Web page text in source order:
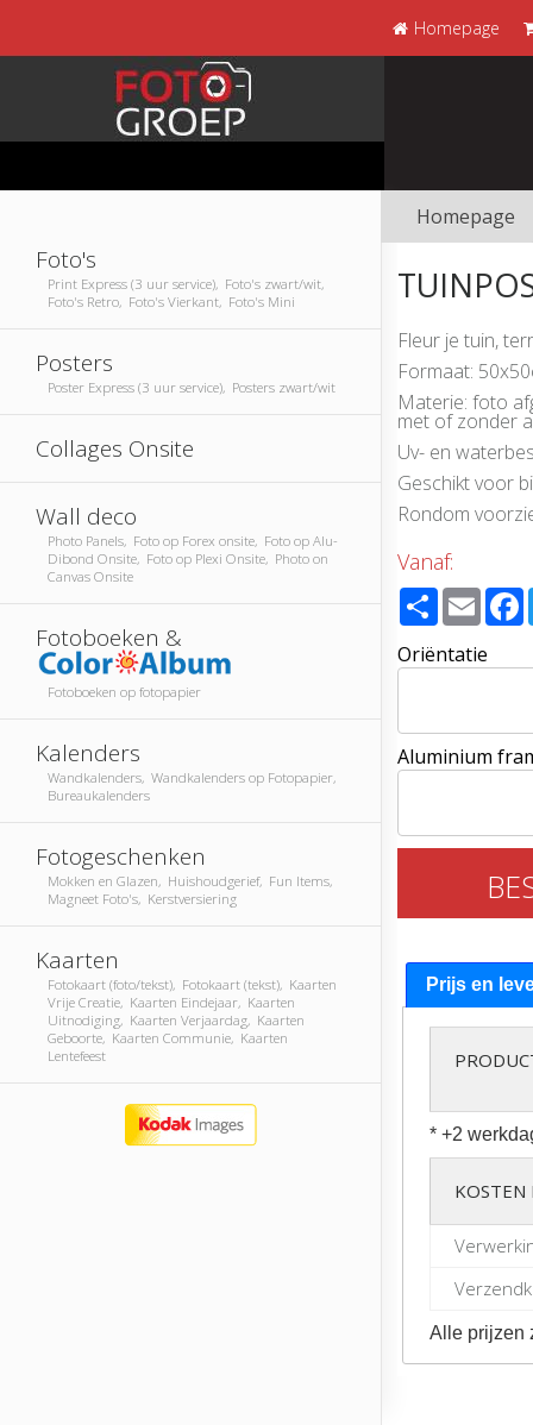
Homepage
Foto's
Print Express (3 uur service), Foto's zwart/wit,
Foto's Retro, Foto's Vierkant, Foto's Mini
Posters
Poster Express (3 uur service), Posters zwart/wit
Collages Onsite
Wall deco
Photo Panels, Foto op Forex onsite, Foto op Alu-
Dibond Onsite, Foto op Plexi Onsite, Photo on
Canvas Onsite
Fotoboeken &
Fotoboeken op fotopapier
Kalenders
Wandkalenders, Wandkalenders op Fotopapier,
Bureaukalenders
Fotogeschenken
Mokken en Glazen, Huishoudgerief, Fun Items,
Magneet Foto's, Kerstversiering
Kaarten
Fotokaart (foto/tekst), Fotokaart (tekst), Kaarten
Vrije Creatie, Kaarten Eindejaar, Kaarten
Uitnodiging, Kaarten Verjaardag, Kaarten
Geboorte, Kaarten Communie, Kaarten
Lentefeest
Homepage
Fleur je tuin,
Formaat:
Materie: foto
met of zonder
Uv- en
Geschikt voor
Rondom
Vanaf:
ShareEmail
Oriëntatie
Aluminium
Prijs en
* +2
KOSTEN
Alle prijzen